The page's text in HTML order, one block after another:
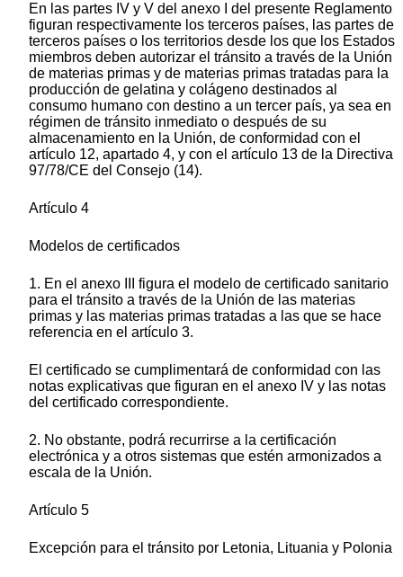
En las partes IV y V del anexo I del presente Reglamento
figuran respectivamente los terceros países, las partes de
terceros países o los territorios desde los que los Estados
miembros deben autorizar el tránsito a través de la Unión
de materias primas y de materias primas tratadas para la
producción de gelatina y colágeno destinados al
consumo humano con destino a un tercer país, ya sea en
régimen de tránsito inmediato o después de su
almacenamiento en la Unión, de conformidad con el
artículo 12, apartado 4, y con el artículo 13 de la Directiva
97/78/CE del Consejo (14).
Artículo 4
Modelos de certificados
1. En el anexo III figura el modelo de certificado sanitario
para el tránsito a través de la Unión de las materias
primas y las materias primas tratadas a las que se hace
referencia en el artículo 3.
El certificado se cumplimentará de conformidad con las
notas explicativas que figuran en el anexo IV y las notas
del certificado correspondiente.
2. No obstante, podrá recurrirse a la certificación
electrónica y a otros sistemas que estén armonizados a
escala de la Unión.
Artículo 5
Excepción para el tránsito por Letonia, Lituania y Polonia